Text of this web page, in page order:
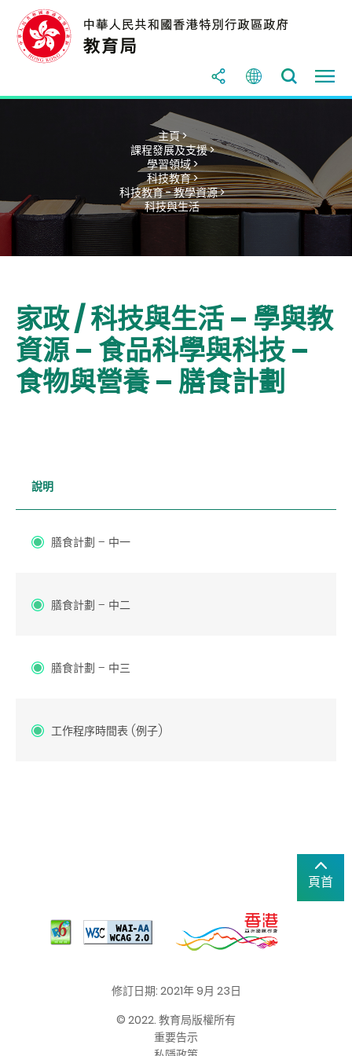
主頁 >
課程發展及支援 >
學習領域 >
科技教育 >
科技教育 - 教學資源 >
科技與生活
家政 / 科技與生活 – 學與教
資源 – 食品科學與科技 –
食物與營養 – 膳食計劃
說明
膳食計劃 – 中一
膳食計劃 – 中二
膳食計劃 – 中三
工作程序時間表 (例子)
頁首
修訂日期: 2021年 9月 23日
© 2022. 教育局版權所有
重要告示